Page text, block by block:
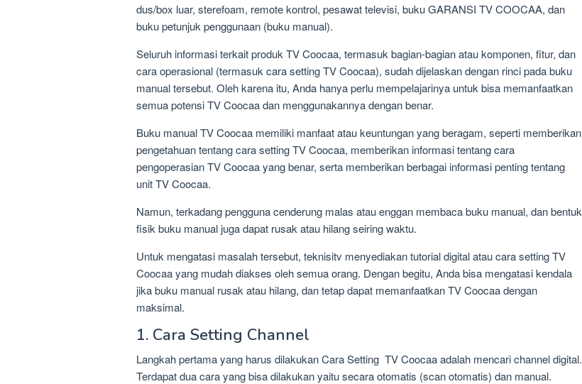
dus/box luar, sterefoam, remote kontrol, pesawat televisi, buku GARANSI TV COOCAA, dan
buku petunjuk penggunaan (buku manual).
Seluruh informasi terkait produk TV Coocaa, termasuk bagian-bagian atau komponen, fitur, dan
cara operasional (termasuk cara setting TV Coocaa), sudah dijelaskan dengan rinci pada buku
manual tersebut. Oleh karena itu, Anda hanya perlu mempelajarinya untuk bisa memanfaatkan
semua potensi TV Coocaa dan menggunakannya dengan benar.
Buku manual TV Coocaa memiliki manfaat atau keuntungan yang beragam, seperti memberikan
pengetahuan tentang cara setting TV Coocaa, memberikan informasi tentang cara
pengoperasian TV Coocaa yang benar, serta memberikan berbagai informasi penting tentang
unit TV Coocaa.
Namun, terkadang pengguna cenderung malas atau enggan membaca buku manual, dan bentuk
fisik buku manual juga dapat rusak atau hilang seiring waktu.
Untuk mengatasi masalah tersebut, teknisitv menyediakan tutorial digital atau cara setting TV
Coocaa yang mudah diakses oleh semua orang. Dengan begitu, Anda bisa mengatasi kendala
jika buku manual rusak atau hilang, dan tetap dapat memanfaatkan TV Coocaa dengan
maksimal.
1. Cara Setting Channel
Langkah pertama yang harus dilakukan Cara Setting TV Coocaa adalah mencari channel digital.
Terdapat dua cara yang bisa dilakukan yaitu secara otomatis (scan otomatis) dan manual.